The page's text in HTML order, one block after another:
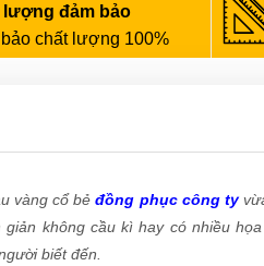
lượng đảm bảo
chất lượng 100%
vàng cổ bẻđồng phục công ty
giản không cầu kì hay có nhiều
biết đến.